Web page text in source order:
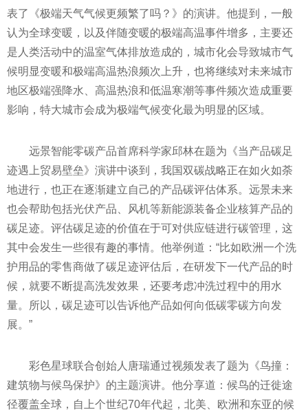
表了《极端天气气候更频繁了吗？》的演讲。他提到，一般
认为全球变暖，以及伴随变暖的极端高温事件增多，主要还
是人类活动中的温室气体排放造成的，城市化会导致城市气
候明显变暖和极端高温热浪频次上升，也将继续对未来城市
地区极端强降水、高温热浪和低温寒潮等事件频次造成重要
影响，特大城市会成为极端气候变化最为明显的区域。
远景智能零碳产品首席科学家邱林在题为《当产品碳足
迹遇上贸易壁垒》演讲中谈到，我国双碳战略正在如火如荼
地进行，也正在逐渐建立自己的产品碳评估体系。远景未来
也会帮助包括光伏产品、风机等新能源装备企业核算产品的
碳足迹。评估碳足迹的价值在于可对供应链进行碳管理，这
其中会发生一些很有趣的事情。他举例道：“比如欧洲一个洗
护用品的零售商做了碳足迹评估后，在研发下一代产品的时
候，就要不断提高洗发效果，还要考虑冲洗过程中的用水
量。所以，碳足迹可以告诉他产品如何向低碳零碳方向发
展。”
彩色星球联合创始人唐瑞通过视频发表了题为《鸟撞：
建筑物与候鸟保护》的主题演讲。他分享道：候鸟的迁徙途
径覆盖全球，自上个世纪70年代起，北美、欧洲和东亚的候